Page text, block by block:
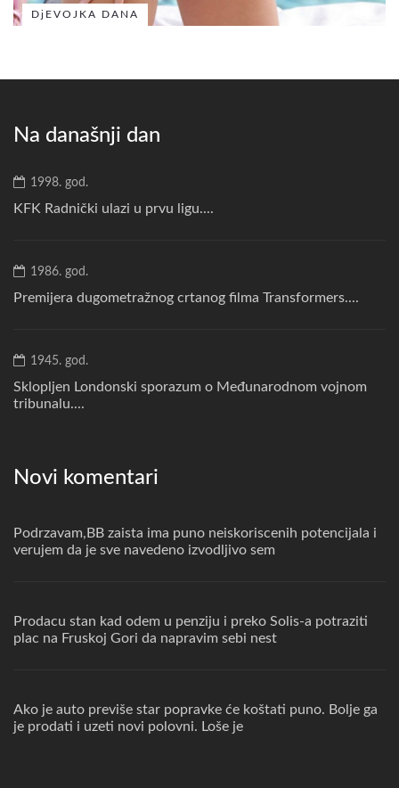
DjEVOJKA DANA
Na današnji dan
1998. god.
KFK Radnički ulazi u prvu ligu....
1986. god.
Premijera dugometražnog crtanog filma Transformers....
1945. god.
Sklopljen Londonski sporazum o Međunarodnom vojnom
tribunalu....
Novi komentari
Podrzavam,BB zaista ima puno neiskoriscenih potencijala i
verujem da je sve navedeno izvodljivo sem
Prodacu stan kad odem u penziju i preko Solis-a potraziti
plac na Fruskoj Gori da napravim sebi nest
Ako je auto previše star popravke će koštati puno. Bolje ga
je prodati i uzeti novi polovni. Loše je